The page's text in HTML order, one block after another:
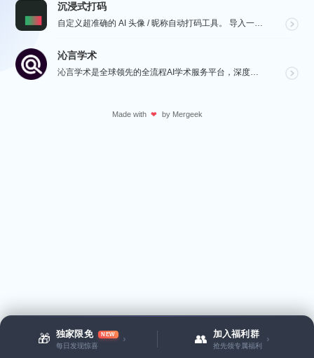
🎁 独家限免 NEW
每日发现惊喜
› 👥 加入福利群
抢先领专属福利
›
沉浸式打码
自定义超准确的 AI 头像 / 昵称自动打码工具。 导入一张微信聊天截图，或者抖音/小红书/微博评论...
沁言学术
沁言学术是全球领先的全流程AI学术服务平台，深度赋能从选题构思、文献检索、文献阅读、文献管理到辅助写...
Made with ❤ by Mergeek